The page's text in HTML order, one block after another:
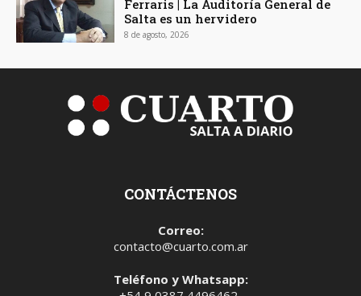
Ferraris | La Auditoría General de
Salta es un hervidero
8 de agosto, 2026
CONTÁCTENOS
Correo:
contacto@cuarto.com.ar
Teléfono y Whatsapp: